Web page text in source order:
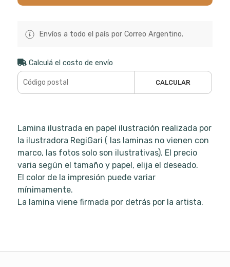
Envíos a todo el país por Correo Argentino.
Calculá el costo de envío
CALCULAR
Lamina ilustrada en papel ilustración realizada por
la ilustradora RegiGari ( las laminas no vienen con
marco, las fotos solo son ilustrativas). El precio
varia según el tamaño y papel, elija el deseado.
El color de la impresión puede variar
mínimamente.
La lamina viene firmada por detrás por la artista.